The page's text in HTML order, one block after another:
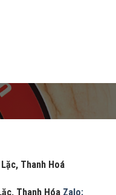
Thanh Hoá
Thanh Hóa Zalo: